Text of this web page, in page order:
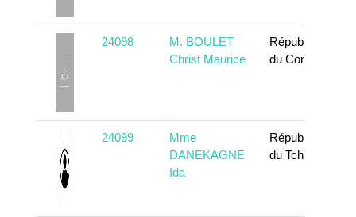
24098
M. BOULET
Christ Maurice
République
du Congo
24099
Mme
DANEKAGNE
Ida
République
du Tchad